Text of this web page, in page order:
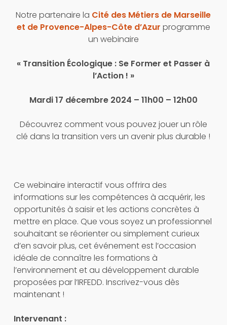
Notre partenaire la Cité des Métiers de Marseille
et de Provence-Alpes-Côte d’Azur programme
un webinaire
« Transition Écologique : Se Former et Passer à
l’Action ! »
Mardi 17 décembre 2024 – 11h00 – 12h00
Découvrez comment vous pouvez jouer un rôle
clé dans la transition vers un avenir plus durable !
Ce webinaire interactif vous offrira des
informations sur les compétences à acquérir, les
opportunités à saisir et les actions concrètes à
mettre en place. Que vous soyez un professionnel
souhaitant se réorienter ou simplement curieux
d’en savoir plus, cet événement est l’occasion
idéale de connaître les formations à
l’environnement et au développement durable
proposées par l’IRFEDD. Inscrivez-vous dès
maintenant !
Intervenant :